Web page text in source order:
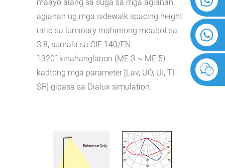
maayo alang sa suga sa mga agianan,
agianan ug mga sidewalk.spacing height
ratio sa luminary mahimong moabot sa
3.8, sumala sa CIE 140/EN
13201 kinahanglanon (ME 3 ~ ME 5),
kadtong mga parameter [Lav, UO, UI, TI,
SR] gipasa sa Dialux simulation.